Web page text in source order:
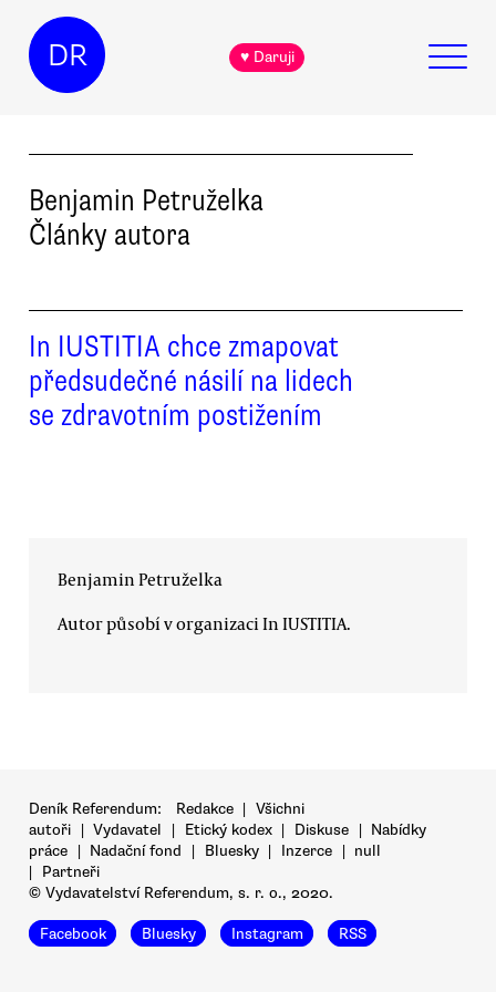
DR ♥ Daruji
Benjamin Petruželka
Články autora
In IUSTITIA chce zmapovat
předsudečné násilí na lidech
se zdravotním postižením
Benjamin Petruželka
Autor působí v organizaci In IUSTITIA.
Deník Referendum: Redakce | Všichni
autoři | Vydavatel | Etický kodex | Diskuse | Nabídky
práce | Nadační fond | Bluesky | Inzerce | null
|
Partneři
© Vydavatelství Referendum, s. r. o., 2020.
Facebook Bluesky Instagram RSS